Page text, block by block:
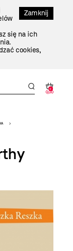
Zamknij
się na ich
cookies,
0
0,00